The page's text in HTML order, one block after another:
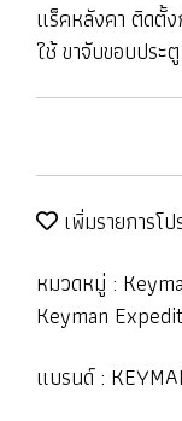
แร็คหลังคา ติดตั้
ใช้ ขาจับขอบประ
เพิ่มรายการโป
หมวดหมู่ :
Keyman
แบรนด์ :